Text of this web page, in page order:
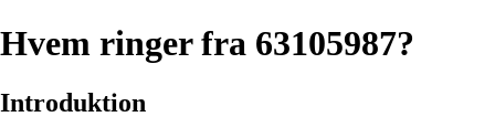
Hvem ringer fra 63105987?
Introduktion